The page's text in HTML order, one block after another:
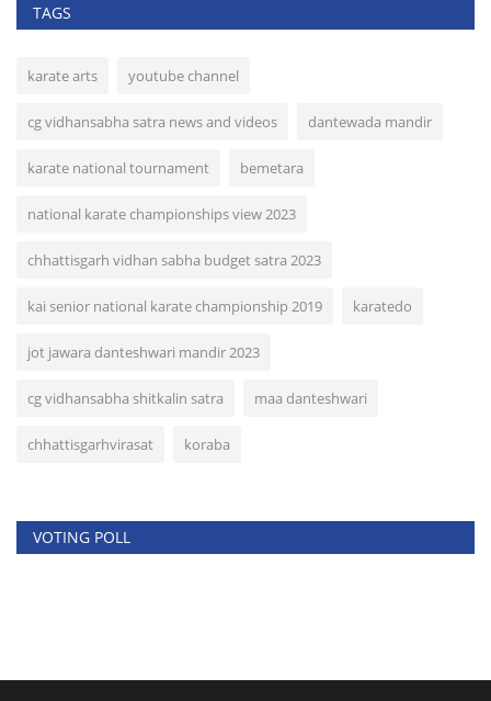
TAGS
karate arts youtube channel
cg vidhansabha satra news and videos dantewada mandir
karate national tournament bemetara
national karate championships view 2023
chhattisgarh vidhan sabha budget satra 2023
kai senior national karate championship 2019 karatedo
jot jawara danteshwari mandir 2023
cg vidhansabha shitkalin satra maa danteshwari
chhattisgarhvirasat koraba
VOTING POLL